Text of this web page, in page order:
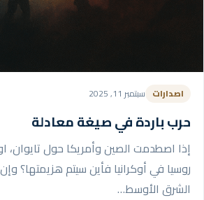
اصدارات سبتمبر 11, 2025
حرب باردة في صيغة معادلة
إذا اصطدمت الصين وأمريكا حول تايوان،
روسيا في أوكرانيا فأين سيتم هزيمتها؟
الشرق الأوسط…